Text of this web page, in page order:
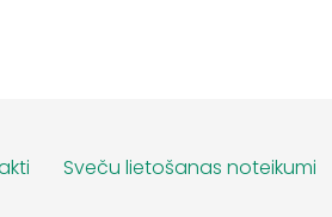
Sveču lietošanas noteikumi